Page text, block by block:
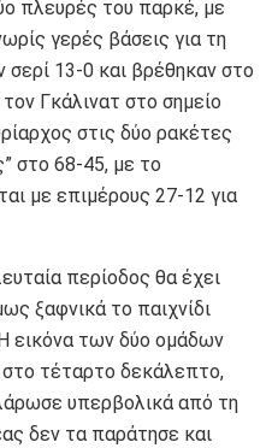
πλευρές του παρκέ, με
γερές βάσεις για τη
σερί 13-0 και βρέθηκαν στο
Γκάλινατ στο σημείο
στις δύο ρακέτες
στο 68-45, με το
με επιμέρους 27-12 για
περίοδος θα έχει
ξαφνικά το παιχνίδι
εικόνα των δύο ομάδων
τέταρτο δεκάλεπτο,
υπερβολικά από τη
δεν τα παράτησε και